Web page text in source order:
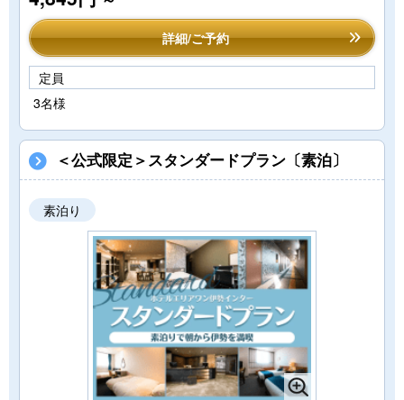
詳細/ご予約
定員
3名様
＜公式限定＞スタンダードプラン〔素泊〕
素泊り